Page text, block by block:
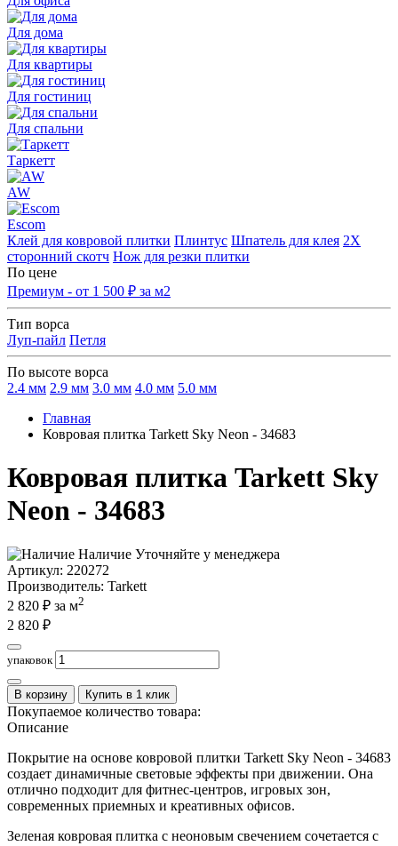
Для дома
Для квартиры
Для гостиниц
Для спальни
Таркетт
AW
Escom
Клей для ковровой плитки Плинтус Шпатель для клея 2Х
сторонний скотч Нож для резки плитки
По цене
Премиум - от 1 500 ₽ за м2
Тип ворса
Луп-пайл Петля
По высоте ворса
2.4 мм 2.9 мм 3.0 мм 4.0 мм 5.0 мм
Главная
Ковровая плитка Tarkett Sky Neon - 34683
Ковровая плитка Tarkett Sky
Neon - 34683
Наличие Уточняйте у менеджера
Артикул: 220272
Производитель: Tarkett
2 820 ₽ за м2
2 820 ₽
упаковок
В корзину Купить в 1 клик
Покупаемое количество товара:
Описание
Покрытие на основе ковровой плитки Tarkett Sky Neon - 34683
создает динамичные световые эффекты при движении. Она
отлично подходит для фитнес-центров, игровых зон,
современных приемных и креативных офисов.
Зеленая ковровая плитка с неоновым свечением сочетается с